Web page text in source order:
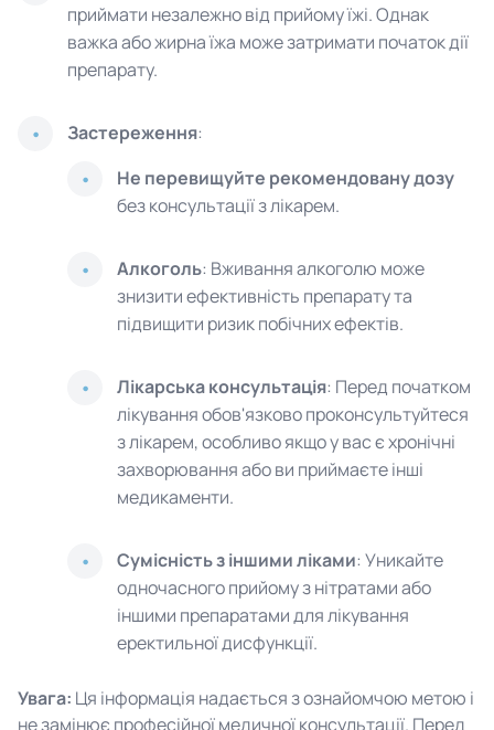
приймати незалежно від прийому їжі. Однак
важка або жирна їжа може затримати початок дії
препарату.
Застереження:
Не перевищуйте рекомендовану дозу
без консультації з лікарем.
Алкоголь: Вживання алкоголю може
знизити ефективність препарату та
підвищити ризик побічних ефектів.
Лікарська консультація: Перед початком
лікування обов'язково проконсультуйтеся
з лікарем, особливо якщо у вас є хронічні
захворювання або ви приймаєте інші
медикаменти.
Сумісність з іншими ліками: Уникайте
одночасного прийому з нітратами або
іншими препаратами для лікування
еректильної дисфункції.
Увага: Ця інформація надається з ознайомчою метою і
не замінює професійної медичної консультації. Перед